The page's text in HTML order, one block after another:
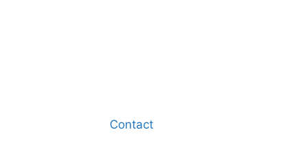
Contact